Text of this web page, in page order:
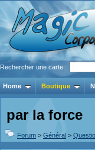
Rechercher une carte :
Home Boutique
par la force
Forum > Général >